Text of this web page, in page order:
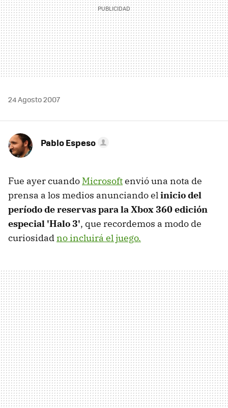
24 Agosto 2007
Pablo Espeso
Fue ayer cuando Microsoftenvió una nota de
prensa a los medios anunciando elinicio del
período de reservas para la Xbox 360 edición
especial 'Halo 3', que recordemos a modo de
curiosidadno incluirá el juego.